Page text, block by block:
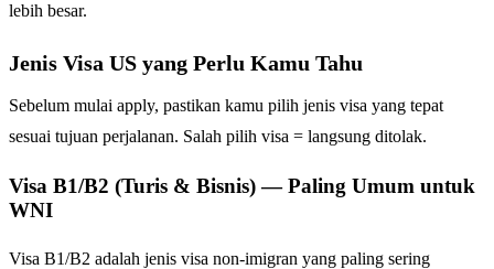
lebih besar.
Jenis Visa US yang Perlu Kamu Tahu
Sebelum mulai apply, pastikan kamu pilih jenis visa yang tepat
sesuai tujuan perjalanan. Salah pilih visa = langsung ditolak.
Visa B1/B2 (Turis & Bisnis) — Paling Umum untuk
WNI
Visa B1/B2 adalah jenis visa non-imigran yang paling sering